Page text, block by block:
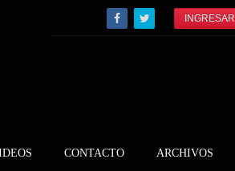
INGRESAR
CONTACTO ARCHIVOS